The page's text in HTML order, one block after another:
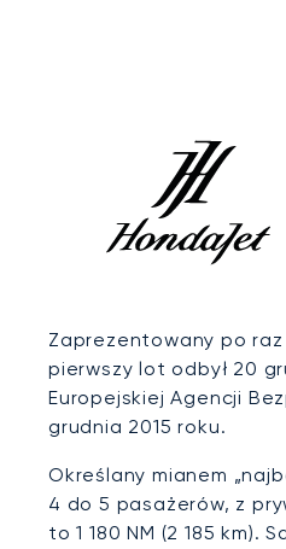
Zaprezentowany po
pierwszy lot odbył 20
Europejskiej Agencji
grudnia 2015 roku.
Określany mianem
4 do 5 pasażerów, z
to 1 180 NM (2 185